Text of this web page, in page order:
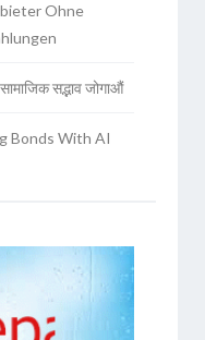
Ohne
सद्भाव जोगाऔं
Bonds With AI